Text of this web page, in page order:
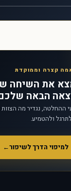
קצרה וממוקדת
את השיחה
הבאה
ההחלטה, נגדיר מה
ולהטמיע.
למיפוי הדרך לשיפור←